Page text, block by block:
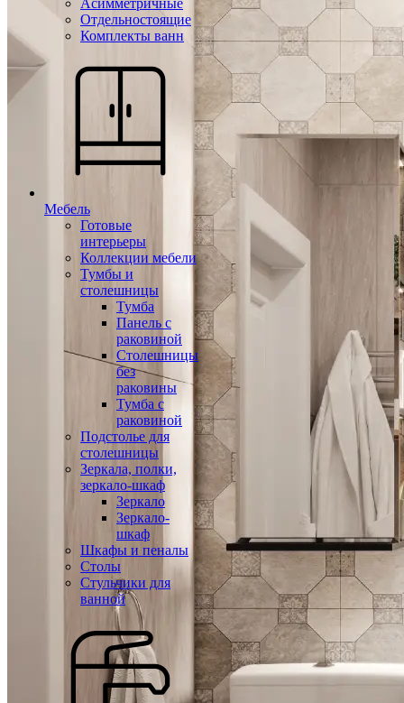
Асимметричные
Отдельностоящие
Комплекты ванн
Мебель
Готовые
интерьеры
Коллекции мебели
Тумбы и
столешницы
Тумба
Панель с
раковиной
Столешницы
без
раковины
Тумба с
раковиной
Подстолье для
столешницы
Зеркала, полки,
зеркало-шкаф
Зеркало
Зеркало-
шкаф
Шкафы и пеналы
Столы
Стульчики для
ванной